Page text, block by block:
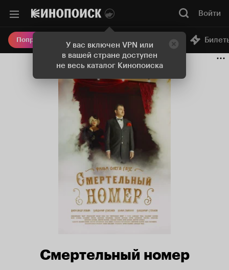
У вас включен VPN или
в вашей стране доступен
не весь каталог Кинопоиска
Войти
Попробовать Плюс Онлайн-кинотеатр
Смертельный номер